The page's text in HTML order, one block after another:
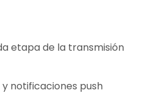
etapa de la transmisión
notificaciones push